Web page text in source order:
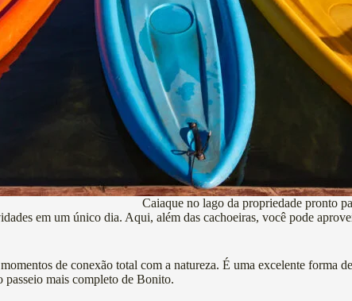
Caiaque no lago da propriedade pronto
em um único dia. Aqui, além das cachoeiras, você pode
de conexão total com a natureza. É uma excelente forma
mais completo de Bonito.